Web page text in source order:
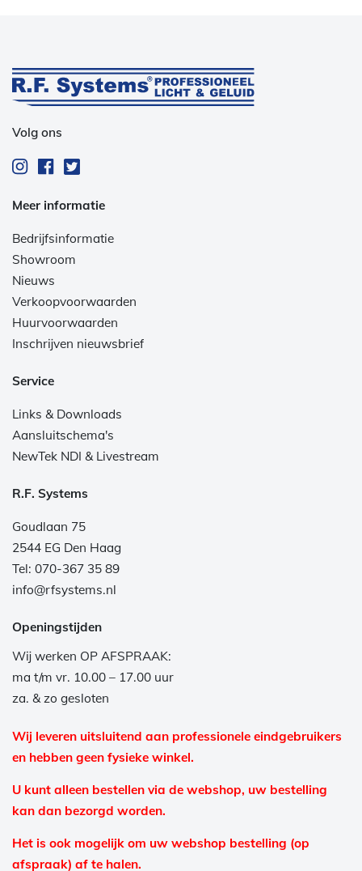
Volg ons
Meer informatie
Bedrijfsinformatie
Showroom
Nieuws
Verkoopvoorwaarden
Huurvoorwaarden
Inschrijven nieuwsbrief
Service
Links & Downloads
Aansluitschema's
NewTek NDI & Livestream
R.F. Systems
Goudlaan 75
2544 EG Den Haag
Tel: 070-367 35 89
info@rfsystems.nl
Openingstijden
Wij werken OP AFSPRAAK:
ma t/m vr. 10.00 – 17.00 uur
za. & zo gesloten
Wij leveren uitsluitend aan professionele eindgebruikers
en hebben geen fysieke winkel.
U kunt alleen bestellen via de webshop, uw bestelling
kan dan bezorgd worden.
Het is ook mogelijk om uw webshop bestelling (op
afspraak) af te halen.